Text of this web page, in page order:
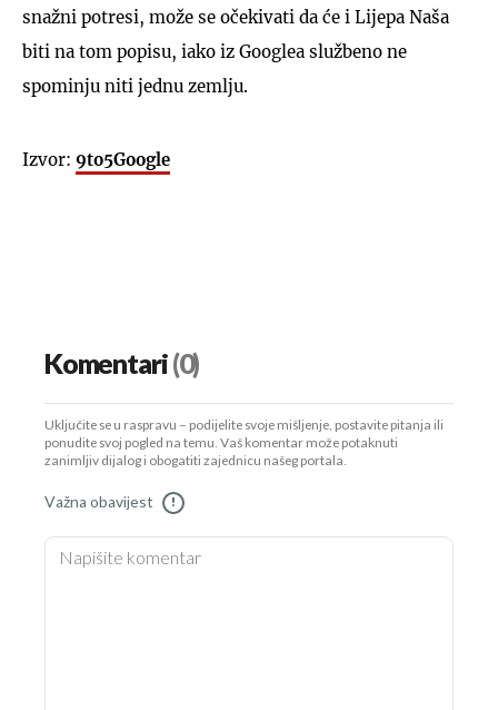
snažni potresi, može se očekivati da će i Lijepa Naša
biti na tom popisu, iako iz Googlea službeno ne
spominju niti jednu zemlju.
Izvor: 9to5Google
Komentari(0)
Uključite se u raspravu – podijelite svoje mišljenje, postavite pitanja ili
ponudite svoj pogled na temu. Vaš komentar može potaknuti
zanimljiv dijalog i obogatiti zajednicu našeg portala.
Važna obavijest !